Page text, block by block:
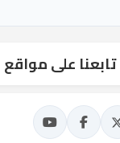
تابعنا على